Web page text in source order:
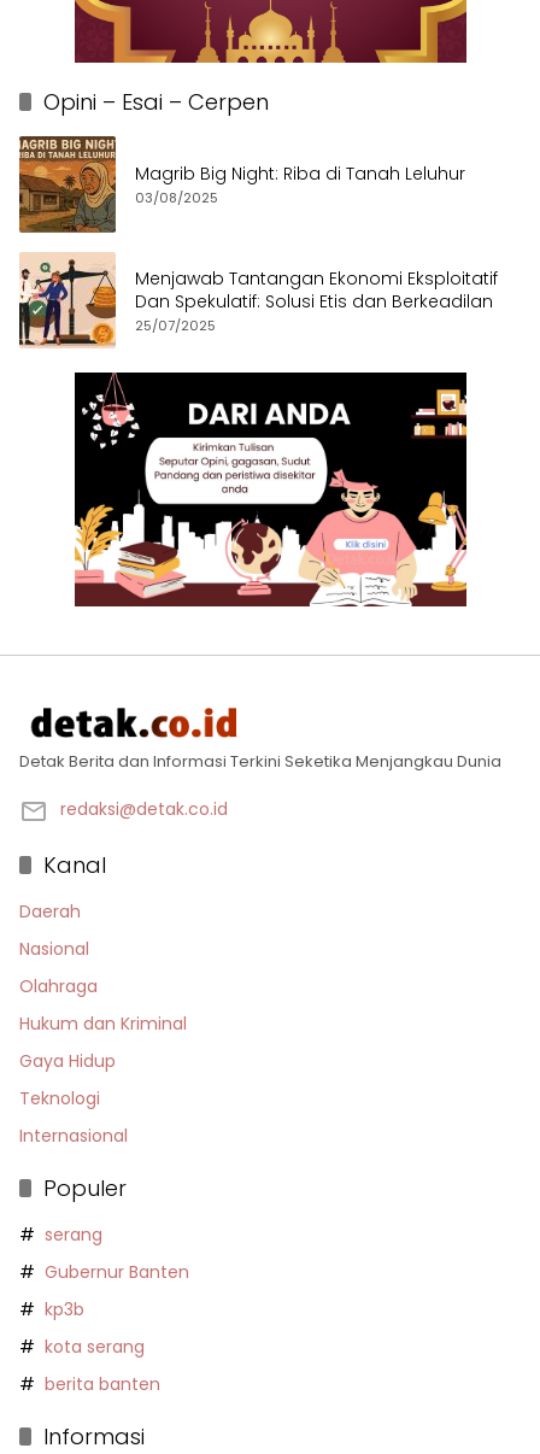
Opini – Esai – Cerpen
Magrib Big Night: Riba di Tanah Leluhur
03/08/2025
Menjawab Tantangan Ekonomi Eksploitatif
Dan Spekulatif: Solusi Etis dan Berkeadilan
25/07/2025
Detak Berita dan Informasi Terkini Seketika Menjangkau Dunia
redaksi@detak.co.id
Kanal
Daerah
Nasional
Olahraga
Hukum dan Kriminal
Gaya Hidup
Teknologi
Internasional
Populer
serang
Gubernur Banten
kp3b
kota serang
berita banten
Informasi